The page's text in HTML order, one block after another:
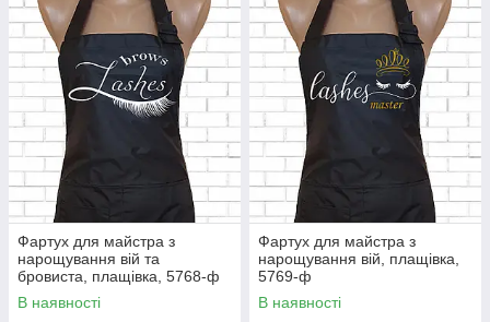
Фартух для майстра з
нарощування вій та
бровиста, плащівка, 5768-ф
В наявності
Фартух для майстра з
нарощування вій, плащівка,
5769-ф
В наявності